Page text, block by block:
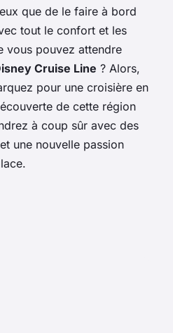
que de le faire à bord
tout le confort et les
vous pouvez attendre
Cruise Line ? Alors,
pour une croisière en
de cette région
à coup sûr avec des
une nouvelle passion